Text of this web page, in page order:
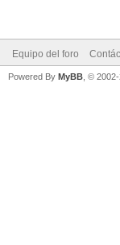
Equipo del foro
Powered By MyBB , ©